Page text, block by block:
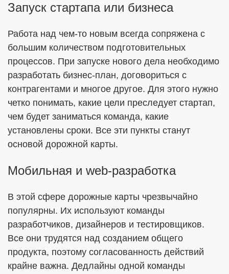
Запуск стартапа или бизнеса
Работа над чем-то новым всегда сопряжена с
большим количеством подготовительных
процессов. При запуске нового дела необходимо
разработать бизнес-план, договориться с
контрагентами и многое другое. Для этого нужно
четко понимать, какие цели преследует стартап,
чем будет заниматься команда, какие
установлены сроки. Все эти пункты станут
основой дорожной карты.
Мобильная и web-разработка
В этой сфере дорожные карты чрезвычайно
популярны. Их используют команды
разработчиков, дизайнеров и тестировщиков.
Все они трудятся над созданием общего
продукта, поэтому согласованность действий
крайне важна. Дедлайны одной команды